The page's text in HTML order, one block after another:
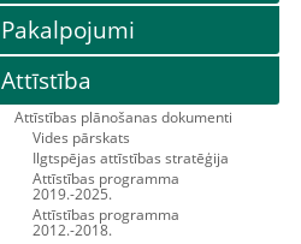
Pakalpojumi
Attīstība
Attīstības plānošanas dokumenti
Vides pārskats
Ilgtspējas attīstības stratēģija
Attīstības programma
2019.-2025.
Attīstības programma
2012.-2018.